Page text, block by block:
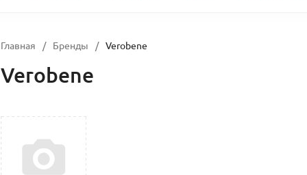
Главная / Бренды / Verobene
Verobene